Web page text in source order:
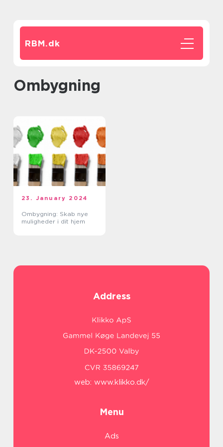
RBM.dk
ombygning
23. January 2024
Ombygning: Skab nye
muligheder i dit hjem
Address
web: www.klikko.dk/
Menu
Ads